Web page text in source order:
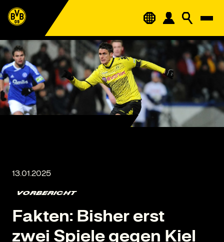
VORBERICHT
Fakten: Bisher erst
zwei Spiele gegen Kiel